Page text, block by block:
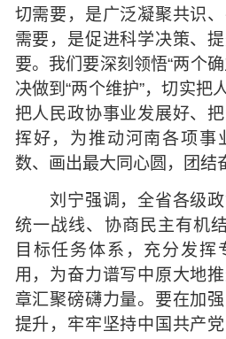
切需要，是广泛凝聚共识
需要，是促进科学决策、
要。我们要深刻领悟“两个
决做到“两个维护”，切实把
把人民政协事业发展好、
挥好，为推动河南各项事
数、画出最大同心圆，团结
刘宁强调，全省各级政
统一战线、协商民主有机
目标任务体系，充分发挥
用，为奋力谱写中原大地
章汇聚磅礴力量。要在加
提升，牢牢坚持中国共产